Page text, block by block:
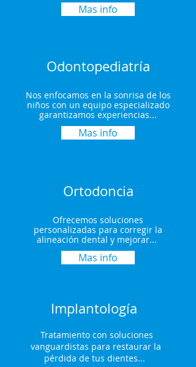
Mas info
Odontopediatría
Nos enfocamos en la sonrisa de los
niños con un equipo especializado
garantizamos experiencias...
Mas info
Ortodoncia
Ofrecemos soluciones
personalizadas para corregir la
alineación dental y mejorar...
Mas info
Implantología
Tratamiento con soluciones
vanguardistas para restaurar la
pérdida de tus dientes...